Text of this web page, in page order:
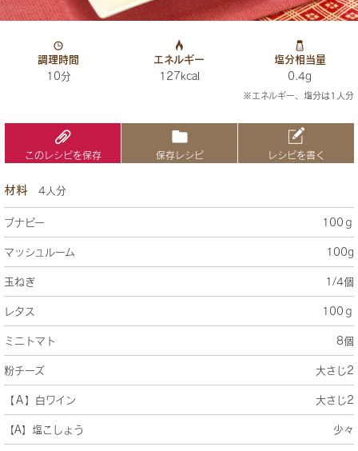
調理時間
10分
エネルギー
127kcal
塩分相当量
0.4g
※エネルギー、塩分は1人分
このレシピを保存 保存レシピ レシピを書く
材料 4人分
ブナピー 100ｇ
マッシュルーム 100g
玉ねぎ 1/4個
レタス 100ｇ
ミニトマト 8個
粉チーズ 大さじ2
【Ａ】白ワイン 大さじ2
【A】塩こしょう 少々